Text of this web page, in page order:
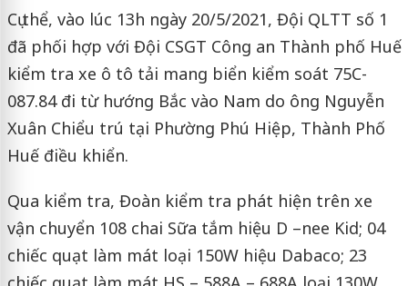
Cụ thể, vào lúc 13h ngày 20/5/2021, Đội QLTT số 1
đã phối hợp với Đội CSGT Công an Thành phố Huế
kiểm tra xe ô tô tải mang biển kiểm soát 75C-
087.84 đi từ hướng Bắc vào Nam do ông Nguyễn
Xuân Chiểu trú tại Phường Phú Hiệp, Thành Phố
Huế điều khiển.
Qua kiểm tra, Đoàn kiểm tra phát hiện trên xe
vận chuyển 108 chai Sữa tắm hiệu D –nee Kid; 04
chiếc quạt làm mát loại 150W hiệu Dabaco; 23